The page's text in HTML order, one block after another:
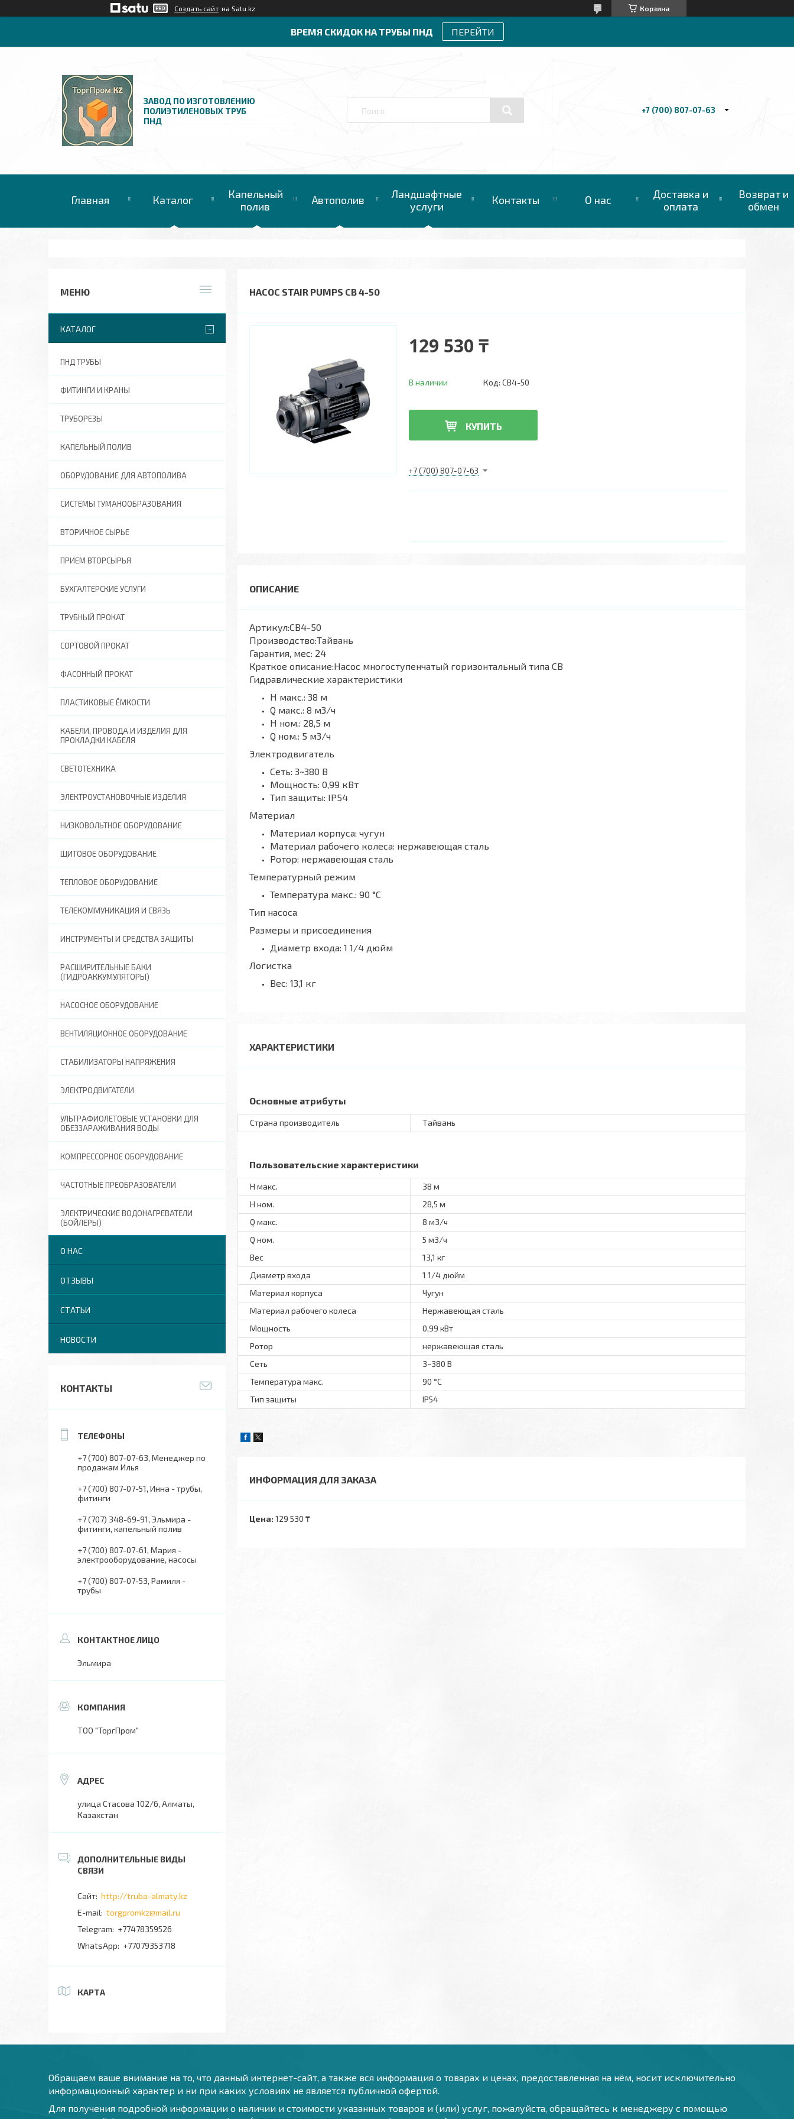
Создать сайт на Satu.kz Корзина
ВРЕМЯ СКИДОК НА ТРУБЫ ПНД ПЕРЕЙТИ
ЗАВОД ПО ИЗГОТОВЛЕНИЮ
ПОЛИЭТИЛЕНОВЫХ ТРУБ
ПНД
+7 (700) 807-07-63
Главная Каталог
Капельный
полив
Автополив
Ландшафтные
услуги
Контакты О нас
Доставка и
оплата
Возврат и
обмен
НАСОС STAIR PUMPS CB 4-50
129 530 ₸
В наличии Код: CB4-50
КУПИТЬ
+7 (700) 807-07-63
Артикул:CB4-50
Производство:Тайвань
Гарантия, мес: 24
Краткое описание:Насос многоступенчатый горизонтальный типа CB
Гидравлические характеристики
H макс.: 38 м
Q макс.: 8 м3/ч
H ном.: 28,5 м
Q ном.: 5 м3/ч
Электродвигатель
Сеть: 3~380 В
Мощность: 0,99 кВт
Тип защиты: IP54
Материал
Материал корпуса: чугун
Материал рабочего колеса: нержавеющая сталь
Ротор: нержавеющая сталь
Температурный режим
Температура макс.: 90 °С
Тип насоса
Размеры и присоединения
Диаметр входа: 1 1/4 дюйм
Логистка
Вес: 13,1 кг
ХАРАКТЕРИСТИКИ
Основные атрибуты
Страна производитель Тайвань
Пользовательские характеристики
H макс.
38 м
H ном.
28,5 м
Q макс.
8 м3/ч
Q ном.
5 м3/ч
Вес
13,1 кг
Диаметр входа
1 1/4 дюйм
Материал корпуса
Чугун
Материал рабочего колеса
Нержавеющая сталь
Мощность
0,99 кВт
Ротор
нержавеющая сталь
Сеть
3~380 В
Температура макс.
90 °С
Тип защиты
IP54
ИНФОРМАЦИЯ ДЛЯ ЗАКАЗА
Цена: 129 530 ₸
КАТАЛОГ
ПНД ТРУБЫ
ФИТИНГИ И КРАНЫ
ТРУБОРЕЗЫ
КАПЕЛЬНЫЙ ПОЛИВ
ОБОРУДОВАНИЕ ДЛЯ АВТОПОЛИВА
СИСТЕМЫ ТУМАНООБРАЗОВАНИЯ
ВТОРИЧНОЕ СЫРЬЕ
ПРИЕМ ВТОРСЫРЬЯ
БУХГАЛТЕРСКИЕ УСЛУГИ
ТРУБНЫЙ ПРОКАТ
СОРТОВОЙ ПРОКАТ
ФАСОННЫЙ ПРОКАТ
ПЛАСТИКОВЫЕ ЁМКОСТИ
КАБЕЛИ, ПРОВОДА И ИЗДЕЛИЯ ДЛЯ
ПРОКЛАДКИ КАБЕЛЯ
СВЕТОТЕХНИКА
ЭЛЕКТРОУСТАНОВОЧНЫЕ ИЗДЕЛИЯ
НИЗКОВОЛЬТНОЕ ОБОРУДОВАНИЕ
ЩИТОВОЕ ОБОРУДОВАНИЕ
ТЕПЛОВОЕ ОБОРУДОВАНИЕ
ТЕЛЕКОММУНИКАЦИЯ И СВЯЗЬ
ИНСТРУМЕНТЫ И СРЕДСТВА ЗАЩИТЫ
РАСШИРИТЕЛЬНЫЕ БАКИ
(ГИДРОАККУМУЛЯТОРЫ)
НАСОСНОЕ ОБОРУДОВАНИЕ
ВЕНТИЛЯЦИОННОЕ ОБОРУДОВАНИЕ
СТАБИЛИЗАТОРЫ НАПРЯЖЕНИЯ
ЭЛЕКТРОДВИГАТЕЛИ
УЛЬТРАФИОЛЕТОВЫЕ УСТАНОВКИ ДЛЯ
ОБЕЗЗАРАЖИВАНИЯ ВОДЫ
КОМПРЕССОРНОЕ ОБОРУДОВАНИЕ
ЧАСТОТНЫЕ ПРЕОБРАЗОВАТЕЛИ
ЭЛЕКТРИЧЕСКИЕ ВОДОНАГРЕВАТЕЛИ
(БОЙЛЕРЫ)
О НАС
ОТЗЫВЫ
СТАТЬИ
НОВОСТИ
КОНТАКТЫ
+7 (700) 807-07-63 Менеджер по
продажам Илья
+7 (700) 807-07-51 Инна - трубы,
фитинги
+7 (707) 348-69-91 Эльмира -
фитинги, капельный полив
+7 (700) 807-07-61 Мария -
электрооборудование, насосы
+7 (700) 807-07-53 Рамиля -
трубы
Эльмира
ТОО "ТоргПром"
улица Стасова 102/6, Алматы,
Казахстан
http://truba-almaty.kz
torgpromkz@mail.ru
+77478359526
+77079353718
КАРТА
Обращаем ваше внимание на то, что данный интернет-сайт, а также вся информация о товарах и ценах, предоставленная на нём, носит исключительно
информационный характер и ни при каких условиях не является публичной офертой.
Для получения подробной информации о наличии и стоимости указанных товаров и (или) услуг, пожалуйста, обращайтесь к менеджеру с помощью